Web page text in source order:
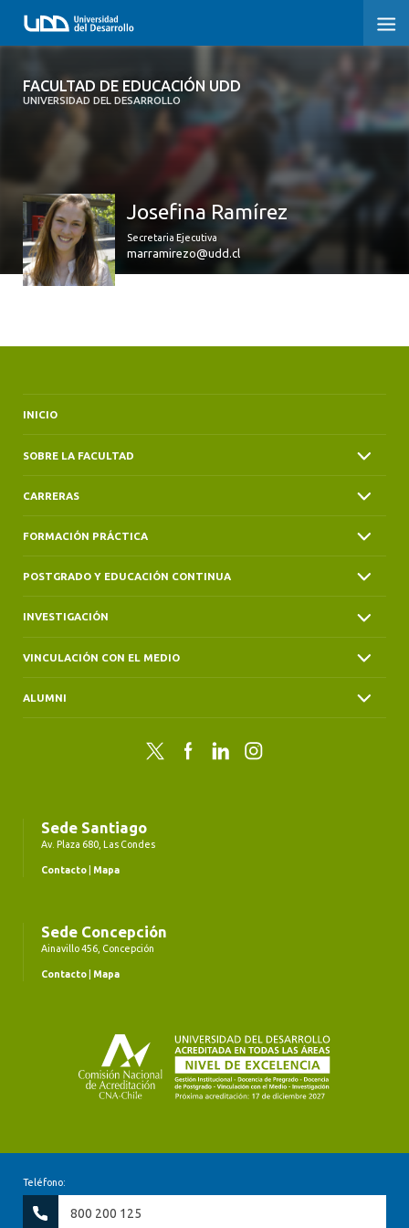
FACULTAD DE EDUCACIÓN UDD
UNIVERSIDAD DEL DESARROLLO
FACULTAD DE EDUCACIÓN UDD
CARRERAS
FORMACIÓN PRÁCTICA
POSTGRADO Y EDUCACIÓN CONTINUA
ALUMNI
Josefina Ramírez
Secretaria Ejecutiva
marramirezo@udd.cl
INICIO
SOBRE LA FACULTAD
CARRERAS
FORMACIÓN PRÁCTICA
POSTGRADO Y EDUCACIÓN CONTINUA
INVESTIGACIÓN
VINCULACIÓN CON EL MEDIO
ALUMNI
Twitter FacebookLinkedInInstagram
Sede Santiago
Av. Plaza 680, Las Condes
Contacto Mapa
Sede Concepción
Ainavillo 456, Concepción
Contacto Mapa
Teléfono:
800 200 125